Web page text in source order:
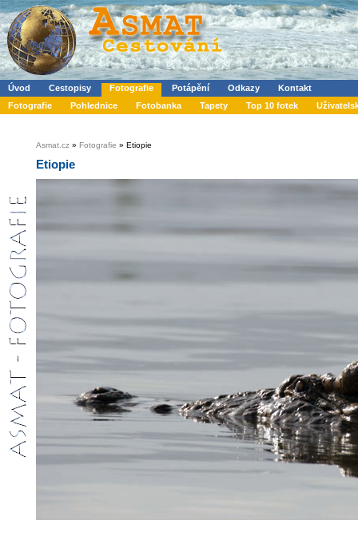
Úvod Cestopisy Fotografie Potápění Odkazy
Kontakt
Fotografie
Pohlednice Fotobanka Tapety Top 10 fotek
Asmat.cz » Fotografie » Etiopie
Etiopie